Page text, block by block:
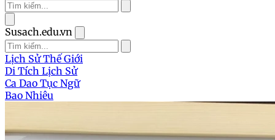
Susach.edu.vn
Lịch Sử Thế Giới
Di Tích Lịch Sử
Ca Dao Tục Ngữ
Bao Nhiêu